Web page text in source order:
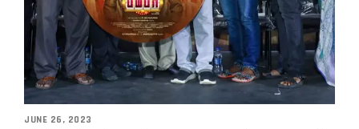
JUNE 26, 2023